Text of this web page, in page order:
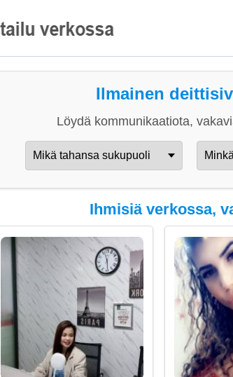
Ilmainen
Löydä kommunikaatiota,
Ihmisiä verkossa,